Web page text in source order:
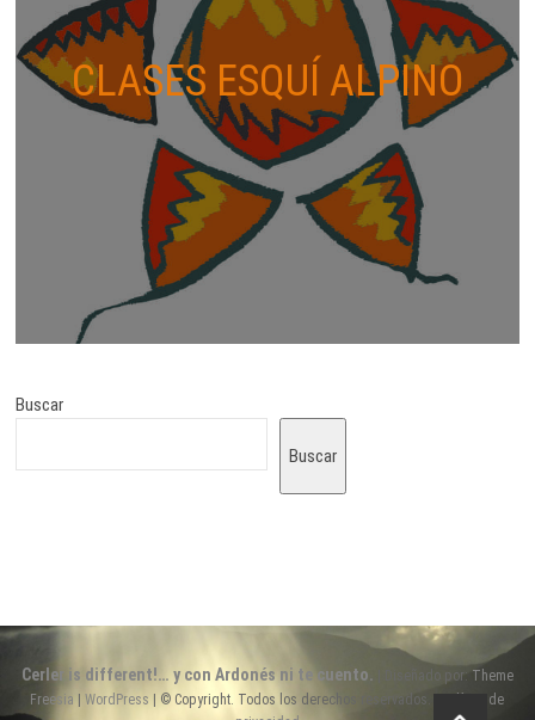
CLASES ESQUÍ ALPINO
Buscar
Buscar
Cerler is different!… y con Ardonés ni te cuento. | Diseñado por: Theme
Freesia
|WordPress | © Copyright. Todos los derechos reservados. |
Política de